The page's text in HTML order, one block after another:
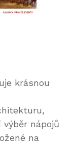
krásnou
nápojů
na